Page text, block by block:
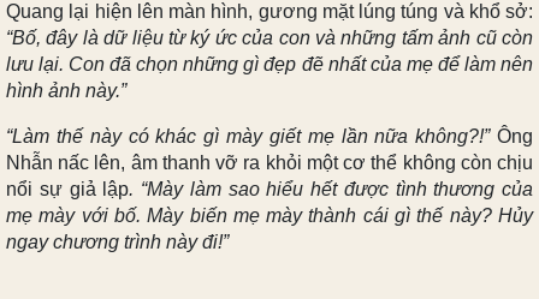
Quang lại hiện lên màn hình, gương mặt lúng túng và khổ sở:
“Bố, đây là dữ liệu từ ký ức của con và những tấm ảnh cũ còn
lưu lại. Con đã chọn những gì đẹp đẽ nhất của mẹ để làm nên
hình ảnh này.”
“Làm thế này có khác gì mày giết mẹ lần nữa không?!” Ông
Nhẫn nấc lên, âm thanh vỡ ra khỏi một cơ thể không còn chịu
nổi sự giả lập. “Mày làm sao hiểu hết được tình thương của
mẹ mày với bố. Mày biến mẹ mày thành cái gì thế này? Hủy
ngay chương trình này đi!”